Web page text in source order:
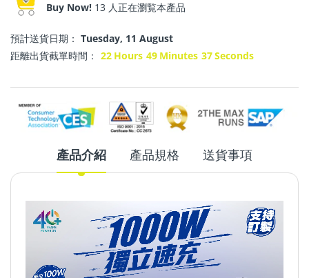
Buy Now! 13 人正在瀏覧本產品
預計送貨日期： Tuesday, 11 August
距離出貨截單時間： 22 Hours 49 Minutes 37Seconds
產品介紹 產品規格 送貨事項